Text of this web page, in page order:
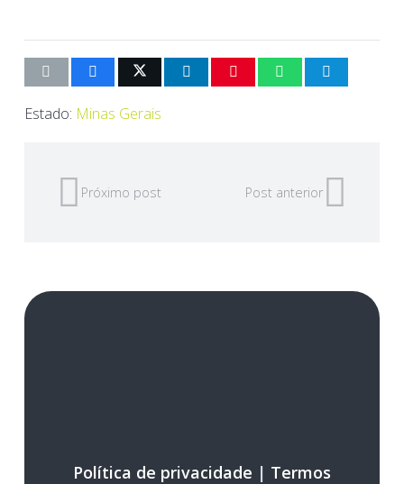
Estado: Minas Gerais
Próximo post Post anterior
Política de privacidade | Termos